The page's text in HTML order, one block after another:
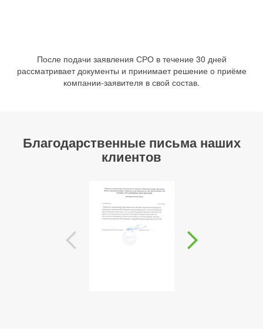
После подачи заявления СРО в течение 30 дней
рассматривает документы и принимает решение о приёме
компании-заявителя в свой состав.
Благодарственные письма наших
клиентов